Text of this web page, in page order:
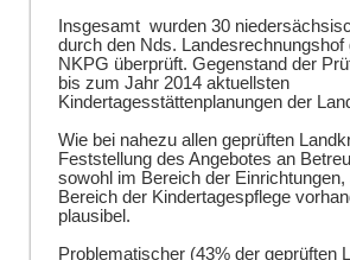
Insgesamt wurden 30
durch den Nds. Landesrechnungshof
NKPG überprüft. Gegenstand der
bis zum Jahr 2014 aktuellsten
Kindertagesstättenplanungen der
Wie bei nahezu allen geprüften
Feststellung des Angebotes an
sowohl im Bereich der Einrichtungen,
Bereich der Kindertagespflege
plausibel.
Problematischer (43% der geprüften